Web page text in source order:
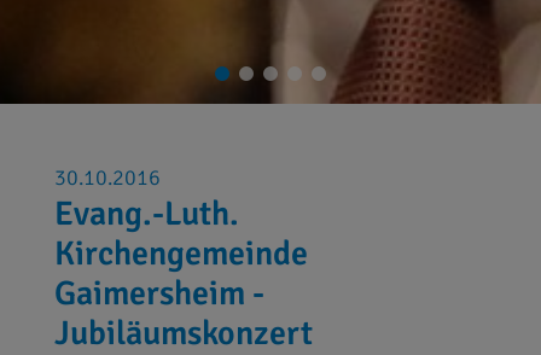
30.10.2016
Evang.-Luth.
Kirchengemeinde
Gaimersheim -
Jubiläumskonzert